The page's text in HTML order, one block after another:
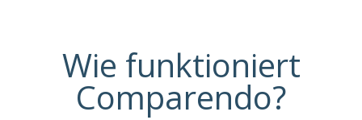
Wie funktioniert
Comparendo?